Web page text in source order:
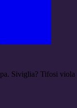
Siviglia? Tifosi viola